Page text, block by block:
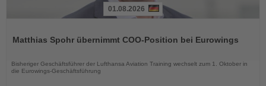
die
01.08.2026
Matthias Spohr übernimmt COO-Position bei Eurowings
Bisheriger Geschäftsführer der Lufthansa Aviation Training wechselt zum 1. Oktober in
die Eurowings-Geschäftsführung